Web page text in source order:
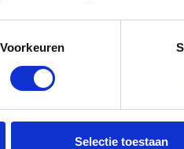
Voorkeuren
Selectie toestaan
cijfers